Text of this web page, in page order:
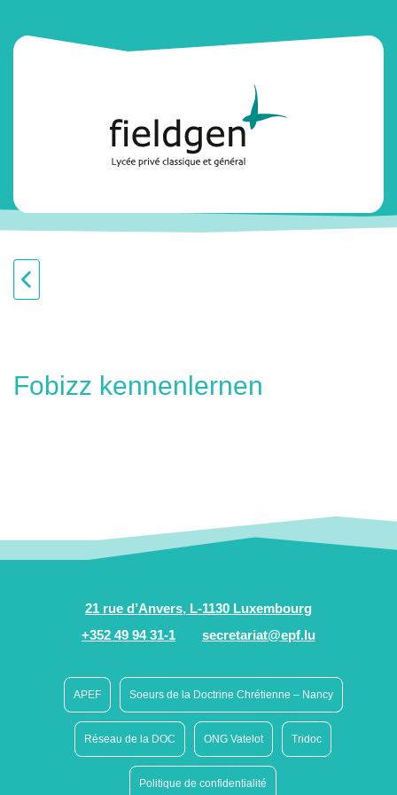
Fobizz kennenlernen
21 rue d’Anvers, L-1130 Luxembourg
+352 49 94 31-1
secretariat@epf.lu
APEF Soeurs de la Doctrine Chrétienne – Nancy
Réseau de la DOC ONG Vatelot Tridoc
Politique de confidentialité